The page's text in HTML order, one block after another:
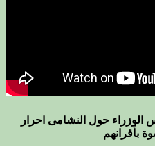
الوزراء حول النشامى احرار
بأقرانهم